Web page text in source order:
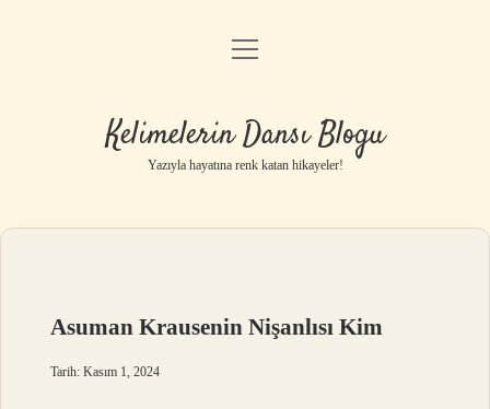
Anasayfa
Yasal Uyarı
menüyü
Kelimelerin Dansı Blogu
Yazıyla hayatına renk katan hikayeler!
Asuman Krausenin Nişanlısı Kim
Tarih: Kasım 1, 2024